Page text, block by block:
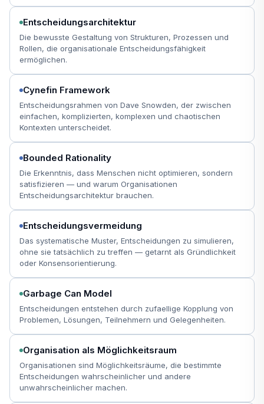
Entscheidungsarchitektur
Die bewusste Gestaltung von Strukturen, Prozessen und
Rollen, die organisationale Entscheidungsfähigkeit
ermöglichen.
Cynefin Framework
Entscheidungsrahmen von Dave Snowden, der zwischen
einfachen, komplizierten, komplexen und chaotischen
Kontexten unterscheidet.
Bounded Rationality
Die Erkenntnis, dass Menschen nicht optimieren, sondern
satisfizieren — und warum Organisationen
Entscheidungsarchitektur brauchen.
Entscheidungsvermeidung
Das systematische Muster, Entscheidungen zu simulieren,
ohne sie tatsächlich zu treffen — getarnt als Gründlichkeit
oder Konsensorientierung.
Garbage Can Model
Entscheidungen entstehen durch zufaellige Kopplung von
Problemen, Lösungen, Teilnehmern und Gelegenheiten.
Organisation als Möglichkeitsraum
Organisationen sind Möglichkeitsräume, die bestimmte
Entscheidungen wahrscheinlicher und andere
unwahrscheinlicher machen.